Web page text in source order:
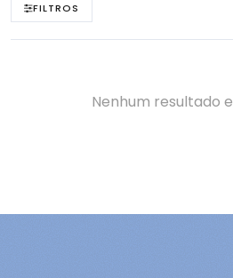
FILTROS
Nenhum resultado